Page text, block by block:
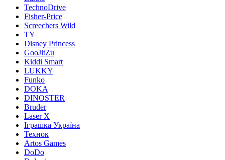
TechnoDrive
Fisher-Price
Screechers Wild
TY
Disney Princess
GooJitZu
Kiddi Smart
LUKKY
Funko
DOKA
DINOSTER
Bruder
Laser X
Іграшка Україна
Технок
Artos Games
DoDo